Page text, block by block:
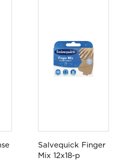
Salvequick Finger
Mix 12x18-p